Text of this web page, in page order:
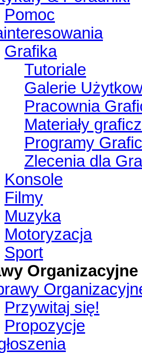
Pomoc
Grafika
Tutoriale
Galerie
Pracownia
Materiały
Programy
Zlecenia dla
Konsole
Filmy
Muzyka
Motoryzacja
Sport
Organizacyjne
Przywitaj się!
Propozycje